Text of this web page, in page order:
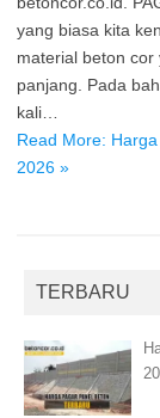
yang biasa kita
material beton
panjang. Pada
kali…
Read More:
2026 »
TERBARU